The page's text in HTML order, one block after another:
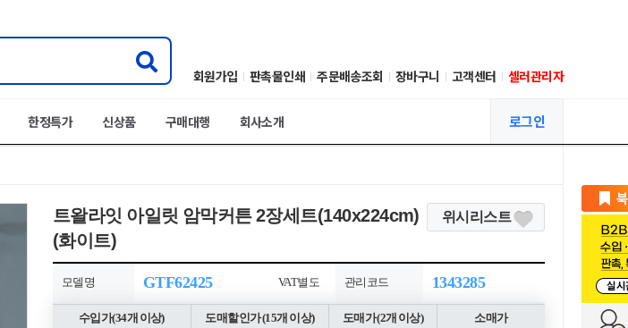
회원가입 판촉물인쇄 주문배송조회 장바구니 고객센터 셀러관리자
한정특가 신상품 구매대행 회사소개 로그인
트왈라잇 아일릿 암막커튼 2장세트(140x224cm)
(화이트)
위시리스트
모델명 GTF62425 VAT별도 관리코드 1343285
수입가(34개 이상) 도매할인가 (15개 이상) 도매가 (2개 이상) 소매가